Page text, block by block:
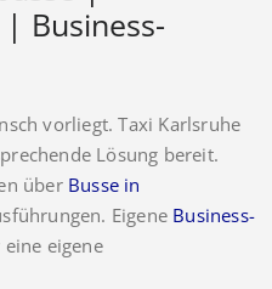
Business-
vorliegt. Taxi Karlsruhe
Lösung bereit.
über Busse in
Eigene Business-
eigene